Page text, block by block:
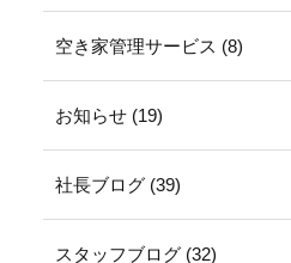
空き家管理サービス (8)
お知らせ (19)
社長ブログ (39)
スタッフブログ (32)